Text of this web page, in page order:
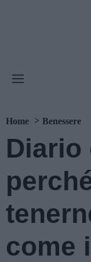
Home Benessere
Diario
come